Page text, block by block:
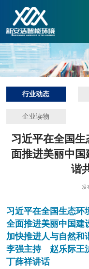
行业动态
企业读物
习近平在全国
面推进美丽中
谐
发
习近平在全国生态环
全面推进美丽中国建
加快推进人与自然和
李强主持 赵乐际王
丁薛祥讲话